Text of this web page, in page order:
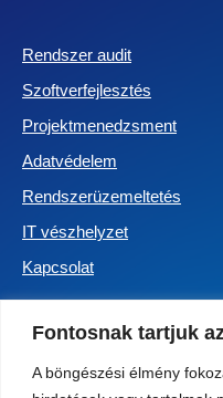
Fontosnak tartjuk
A böngészési élmény
Rendszer audit
Szoftverfejlesztés
Projektmenedzsment
Adatvédelem
Rendszerüzemeltetés
IT vészhelyzet
Kapcsolat